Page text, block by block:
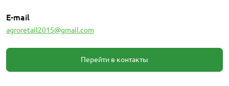
E-mail
agroretail2015@gmail.com
Перейти в контакты